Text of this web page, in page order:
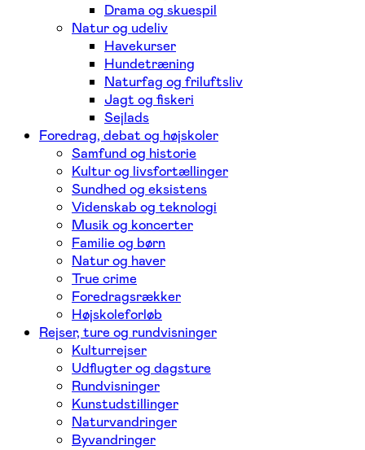
Drama og skuespil
Natur og udeliv
Havekurser
Hundetræning
Naturfag og friluftsliv
Jagt og fiskeri
Sejlads
Foredrag, debat og højskoler
Samfund og historie
Kultur og livsfortællinger
Sundhed og eksistens
Videnskab og teknologi
Musik og koncerter
Familie og børn
Natur og haver
True crime
Foredragsrækker
Højskoleforløb
Rejser, ture og rundvisninger
Kulturrejser
Udflugter og dagsture
Rundvisninger
Kunstudstillinger
Naturvandringer
Byvandringer